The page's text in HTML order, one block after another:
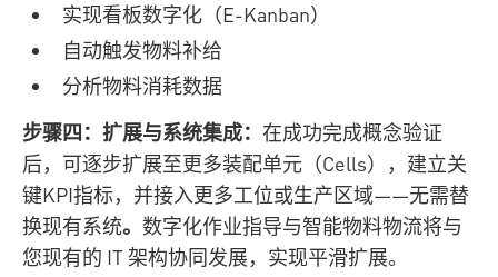
实现看板数字化（E‑Kanban）
自动触发物料补给
分析物料消耗数据
步骤四：扩展与系统集成： 在成功完成概念验证
后，可逐步扩展至更多装配单元（Cells），建立关
键KPI指标，并接入更多工位或生产区域——无需替
换现有系统。 数字化作业指导与智能物料物流将与
您现有的 IT 架构协同发展，实现平滑扩展。